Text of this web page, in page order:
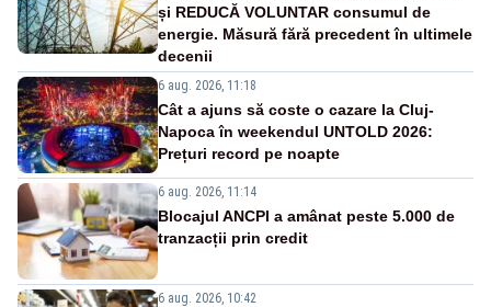
și REDUCĂ VOLUNTAR consumul de
energie. Măsură fără precedent în ultimele
decenii
6 aug. 2026, 11:18
Cât a ajuns să coste o cazare la Cluj-
Napoca în weekendul UNTOLD 2026:
Prețuri record pe noapte
6 aug. 2026, 11:14
Blocajul ANCPI a amânat peste 5.000 de
tranzacții prin credit
6 aug. 2026, 10:42